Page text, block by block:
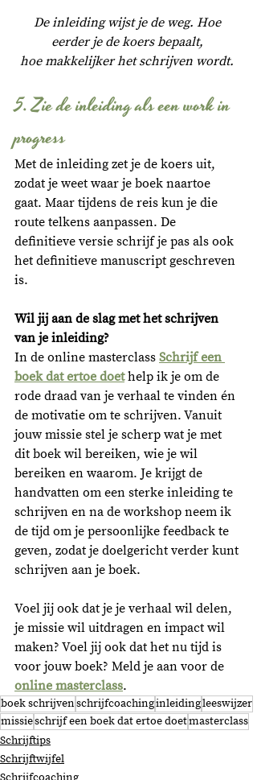
De inleiding wijst je de weg. Hoe
eerder je de koers bepaalt,
hoe makkelijker het schrijven wordt.
5. Zie de inleiding als een work in
progress
Met de inleiding zet je de koers uit,
zodat je weet waar je boek naartoe
gaat. Maar tijdens de reis kun je die
route telkens aanpassen. De
definitieve versie schrijf je pas als ook
het definitieve manuscript geschreven
is.
Wil jij aan de slag met het schrijven
van je inleiding?
In de online masterclass Schrijf een
boek dat ertoe doet help ik je om de
rode draad van je verhaal te vinden én
de motivatie om te schrijven. Vanuit
jouw missie stel je scherp wat je met
dit boek wil bereiken, wie je wil
bereiken en waarom. Je krijgt de
handvatten om een sterke inleiding te
schrijven en na de workshop neem ik
de tijd om je persoonlijke feedback te
geven, zodat je doelgericht verder kunt
schrijven aan je boek.
Voel jij ook dat je je verhaal wil delen,
je missie wil uitdragen en impact wil
maken? Voel jij ook dat het nu tijd is
voor jouw boek? Meld je aan voor de
online masterclass.
boek schrijvenschrijfcoachinginleidingleeswijzer
missieschrijf een boek dat ertoe doetmasterclass
Schrijftips
Schrijftwijfel